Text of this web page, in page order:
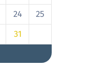
24
25
31